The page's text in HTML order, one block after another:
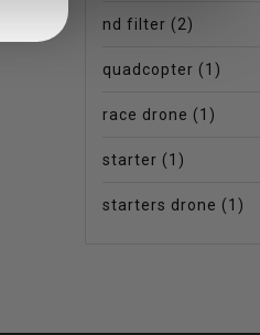
nd filter (2)
quadcopter (1)
race drone (1)
starter (1)
starters drone (1)